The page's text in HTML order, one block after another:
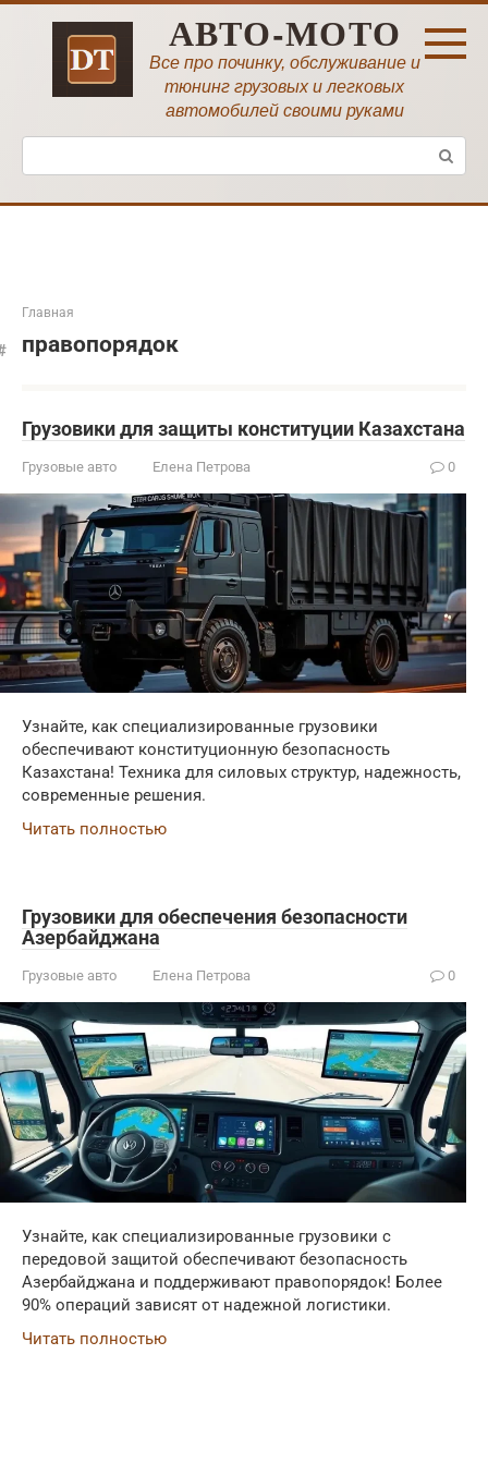
Перейти
АВТО-МОТО
Все про починку, обслуживание и
тюнинг грузовых и легковых
автомобилей своими руками
Поиск:
Главная
правопорядок
Грузовики для защиты конституции Казахстана
Грузовые авто Елена Петрова 0
Узнайте, как специализированные грузовики
обеспечивают конституционную безопасность
Казахстана! Техника для силовых структур, надежность,
современные решения.
Читать полностью
Грузовики для обеспечения безопасности
Азербайджана
Грузовые авто Елена Петрова 0
Узнайте, как специализированные грузовики с
передовой защитой обеспечивают безопасность
Азербайджана и поддерживают правопорядок! Более
90% операций зависят от надежной логистики.
Читать полностью